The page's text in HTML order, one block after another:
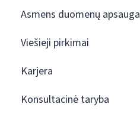
Asmens duomenų apsauga
Viešieji pirkimai
Karjera
Konsultacinė taryba